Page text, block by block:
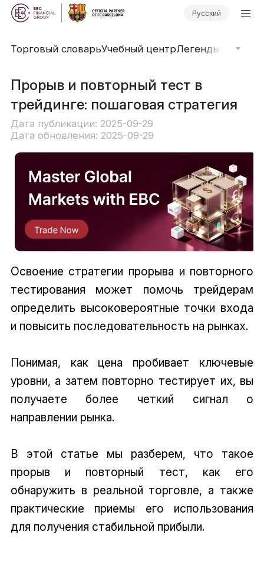
Русский
Торговый словарьУчебный центрЛегенды рынка
Прорыв и повторный тест в
трейдинге: пошаговая стратегия
Дата публикации: 2025-09-29
Дата обновления: 2025-09-29
Освоение стратегии прорыва и повторного
тестирования может помочь трейдерам
определить высоковероятные точки входа
и повысить последовательность на рынках.
Понимая, как цена пробивает ключевые
уровни, а затем повторно тестирует их, вы
получаете более четкий сигнал о
направлении рынка.
В этой статье мы разберем, что такое
прорыв и повторный тест, как его
обнаружить в реальной торговле, а также
практические приемы его использования
для получения стабильной прибыли.